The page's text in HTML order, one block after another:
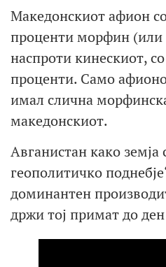
Македонскиот афион
проценти морфин
наспроти кинескиот,
проценти. Само
имал слична
македонскиот.
Авганистан како
геополитичко
доминантен
држи тој примат до